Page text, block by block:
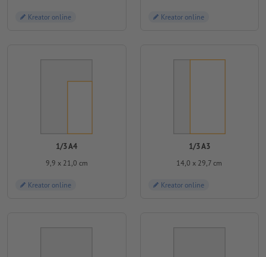
Kreator online Kreator online
1/3 A4
9,9 x 21,0 cm
Kreator online
1/3 A3
14,0 x 29,7 cm
Kreator online